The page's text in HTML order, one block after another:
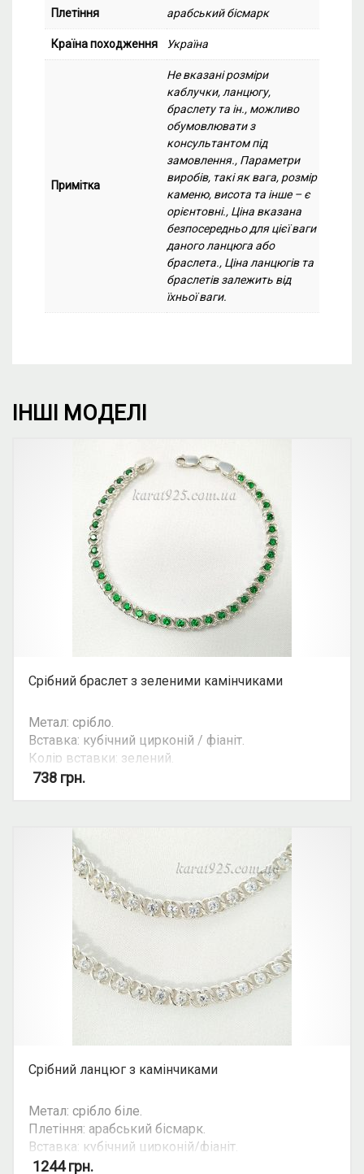
Плетіння арабський бісмарк
Країна походження Україна
Примітка
Не вказані розміри
каблучки, ланцюгу,
браслету та ін., можливо
обумовлювати з
консультантом під
замовлення., Параметри
виробів, такі як вага, розмір
каменю, висота та інше – є
орієнтовні., Ціна вказана
безпосередньо для цієї ваги
даного ланцюга або
браслета., Ціна ланцюгів та
браслетів залежить від
їхньої ваги.
ІНШІ МОДЕЛІ
Срібний браслет з зеленими камінчиками
Метал: срібло.
Вставка: кубічний цирконій / фіаніт.
Колір вставки: зелений.
розмір у косультанта.
738 грн.
Срібний ланцюг з камінчиками
Метал: срібло біле.
Плетіння: арабський бісмарк.
Вставка: кубічний цирконій/фіаніт.
Колір вставки: білий (прозорий).
1244грн.